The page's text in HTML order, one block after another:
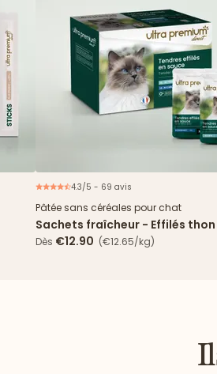
4.3/5 - 69 avis
Pâtée sans céréales pour chat
Sachets fraîcheur - Effilés thon
cabillaud en sauce
Dès €12.90 (€12.65/kg)